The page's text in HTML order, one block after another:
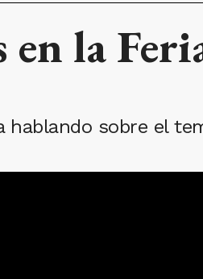
la
hablando sobre el